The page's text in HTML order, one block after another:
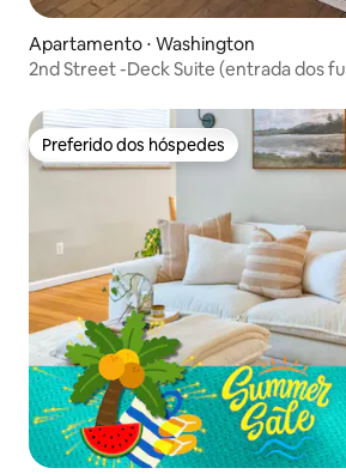
Apartamento ⋅ Washington
2nd Street -Deck Suite (entrada dos
Preferido dos hóspedes
Preferido dos hóspedes